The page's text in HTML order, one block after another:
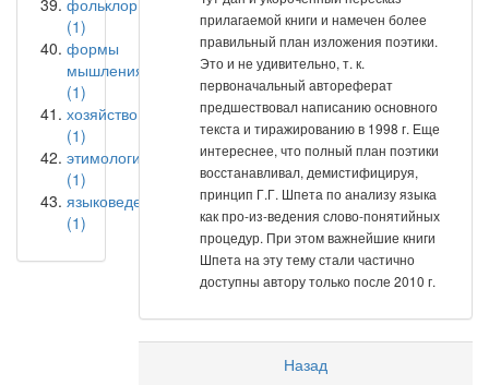
(1)
формы
мышления
(1)
хозяйство
(1)
этимология
(1)
языковедение
(1)
прилагаемой книги и намечен более
правильный план изложения поэтики.
Это и не удивительно, т. к.
первоначальный автореферат
предшествовал написанию основного
текста и тиражированию в 1998 г. Еще
интереснее, что полный план поэтики
восстанавливал, демистифицируя,
принцип Г.Г. Шпета по анализу языка
как про-из-ведения слово-понятийных
процедур. При этом важнейшие книги
Шпета на эту тему стали частично
доступны автору только после 2010 г.
Назад